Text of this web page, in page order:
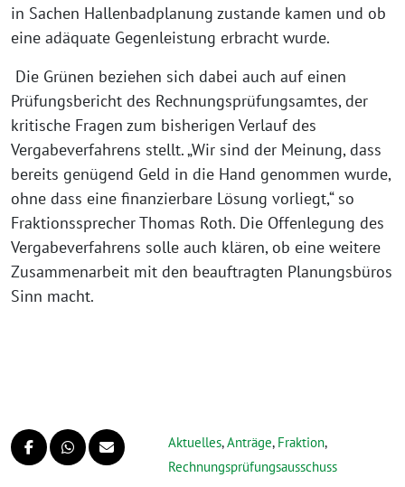
in Sachen Hallenbadplanung zustande kamen und ob
eine adäquate Gegenleistung erbracht wurde.
Die Grünen beziehen sich dabei auch auf einen
Prüfungsbericht des Rechnungsprüfungsamtes, der
kritische Fragen zum bisherigen Verlauf des
Vergabeverfahrens stellt. „Wir sind der Meinung, dass
bereits genügend Geld in die Hand genommen wurde,
ohne dass eine finanzierbare Lösung vorliegt,“ so
Fraktionssprecher Thomas Roth. Die Offenlegung des
Vergabeverfahrens solle auch klären, ob eine weitere
Zusammenarbeit mit den beauftragten Planungsbüros
Sinn macht.
Aktuelles,Anträge, Fraktion,
Rechnungsprüfungsausschuss